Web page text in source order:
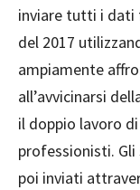
inviare tutti i dati
del 2017
ampiamente
all’avvicinarsi
il doppio lavoro
professionisti.
poi inviati